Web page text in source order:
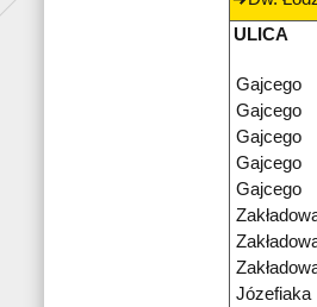
ULICA
Gajcego
Gajcego
Gajcego
Gajcego
Gajcego
Józefiaka